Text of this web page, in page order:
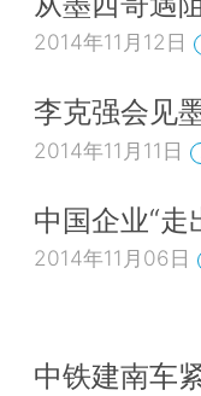
2014年11月12日
李克强会见
2014年11月11日
中国企业“走
2014年11月06日
中铁建南车